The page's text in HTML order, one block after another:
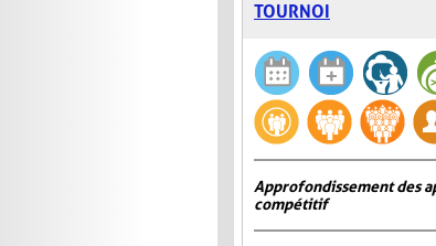
TOURNOI
Approfondissement des
compétitif